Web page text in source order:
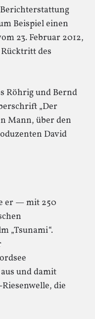
Beispiel einen
23. Februar 2012,
des
Röhrig und Bernd
„Der
Mann, über den
David
er — mit 250
„Tsunami“.
und damit
die